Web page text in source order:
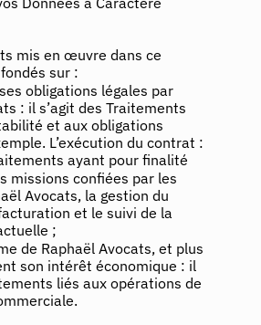
mis en œuvre dans ce
sur :
obligations légales par
: il s’agit des Traitements
et aux obligations
L’exécution du contrat :
ayant pour finalité
missions confiées par les
Avocats, la gestion du
et le suivi de la
;
de Raphaël Avocats, et plus
son intérêt économique : il
liés aux opérations de